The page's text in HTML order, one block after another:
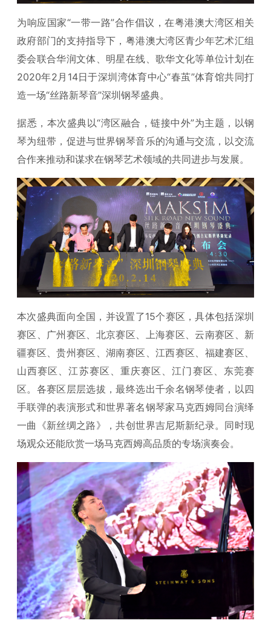
为响应国家“一带一路”合作倡议，在粤港澳大湾区相关
政府部门的支持指导下，粤港澳大湾区青少年艺术汇组
委会联合华润文体、明星在线、歌华文化等单位计划在
2020年2月14日于深圳湾体育中心“春茧”体育馆共同打
造一场“丝路新琴音”深圳钢琴盛典。
据悉，本次盛典以“湾区融合，链接中外”为主题，以钢
琴为纽带，促进与世界钢琴音乐的沟通与交流，以交流
合作来推动和谋求在钢琴艺术领域的共同进步与发展。
本次盛典面向全国，并设置了15个赛区，具体包括深圳
赛区、广州赛区、北京赛区、上海赛区、云南赛区、新
疆赛区、贵州赛区、湖南赛区、江西赛区、福建赛区、
山西赛区、江苏赛区、重庆赛区、江门赛区、东莞赛
区。各赛区层层选拔，最终选出千余名钢琴使者，以四
手联弹的表演形式和世界著名钢琴家马克西姆同台演绎
一曲《新丝绸之路》，共创世界吉尼斯新纪录。同时现
场观众还能欣赏一场马克西姆高品质的专场演奏会。